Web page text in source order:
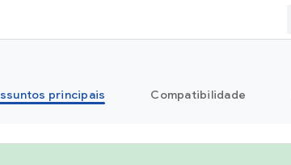
principais Compatibilidade